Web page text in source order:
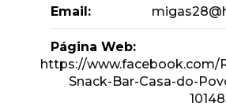
Email:
Página Web:
https://www.facebook.com/
Snack-Bar-Casa-do-